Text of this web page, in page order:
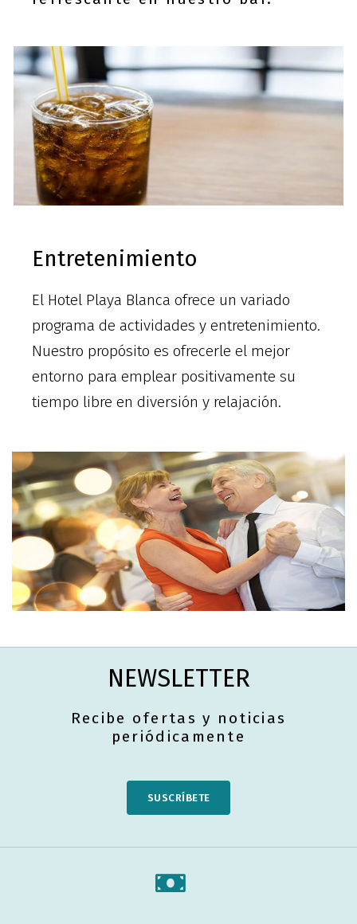
Entretenimiento
El Hotel Playa Blanca ofrece un variado
programa de actividades y entretenimiento.
Nuestro propósito es ofrecerle el mejor
entorno para emplear positivamente su
tiempo libre en diversión y relajación.
NEWSLETTER
Recibe ofertas y noticias
periódicamente
SUSCRÍBETE